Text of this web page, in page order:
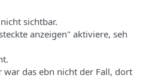
sichtbar.
anzeigen" aktiviere, seh
das ebn nicht der Fall, dort